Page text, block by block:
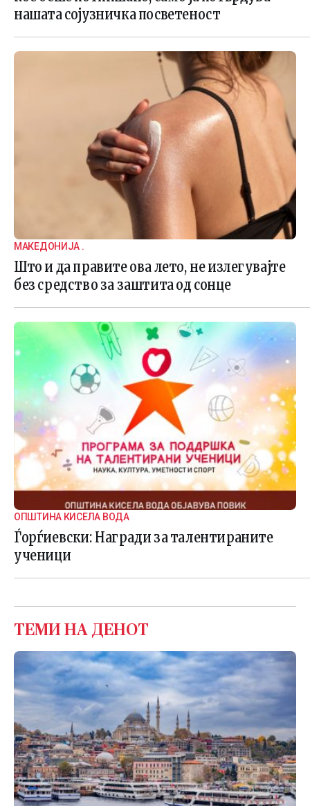
нашата сојузничка посветеност
МАКЕДОНИЈА .
Што и да правите ова лето, не излегувајте
без средство за заштита од сонце
ОПШТИНА КИСЕЛА ВОДА
Ѓорѓиевски: Награди за талентираните
ученици
ТЕМИ НА ДЕНОТ